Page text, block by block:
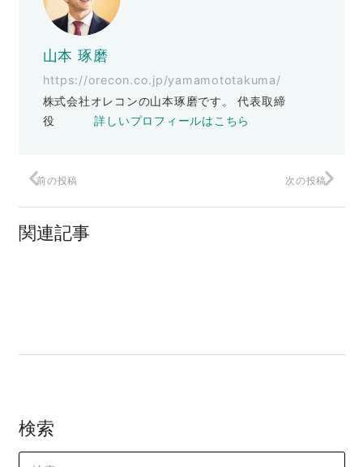
山本 琢磨
https://orecon.co.jp/yamamototakuma/
株式会社オレコンの山本琢磨です。 代表取締
役詳しいプロフィールはこちら
前の投稿 次の投稿
関連記事
検索